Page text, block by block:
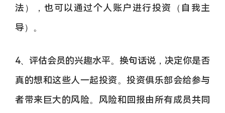
法），也可以通过个人账户进行投资（自我主
导）。
4、评估会员的兴趣水平。换句话说，决定你是否
真的想和这些人一起投资。投资俱乐部会给参与
者带来巨大的风险。风险和回报由所有成员共同